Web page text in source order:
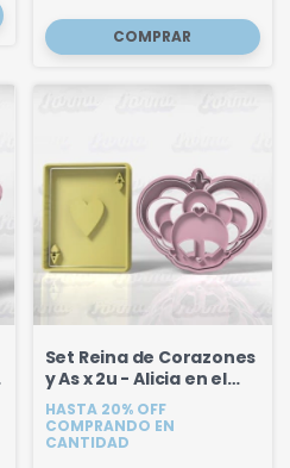
Set Reina de Corazones
y As x 2u - Alicia en el
pais de las maravillas
HASTA 20% OFF
COMPRANDO EN
CANTIDAD